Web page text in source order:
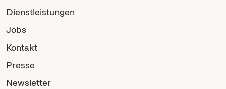
Dienstleistungen
Jobs
Kontakt
Presse
Newsletter